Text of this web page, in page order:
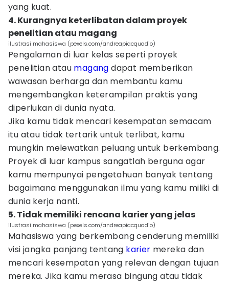
yang kuat.
4. Kurangnya keterlibatan dalam proyek
penelitian atau magang
ilustrasi mahasiswa (pexels.com/andreapiacquadio)
Pengalaman di luar kelas seperti proyek
penelitian atau magang dapat memberikan
wawasan berharga dan membantu kamu
mengembangkan keterampilan praktis yang
diperlukan di dunia nyata.
Jika kamu tidak mencari kesempatan semacam
itu atau tidak tertarik untuk terlibat, kamu
mungkin melewatkan peluang untuk berkembang.
Proyek di luar kampus sangatlah berguna agar
kamu mempunyai pengetahuan banyak tentang
bagaimana menggunakan ilmu yang kamu miliki di
dunia kerja nanti.
5. Tidak memiliki rencana karier yang jelas
ilustrasi mahasiswa (pexels.com/andreapiacquadio)
Mahasiswa yang berkembang cenderung memiliki
visi jangka panjang tentang karier mereka dan
mencari kesempatan yang relevan dengan tujuan
mereka. Jika kamu merasa bingung atau tidak